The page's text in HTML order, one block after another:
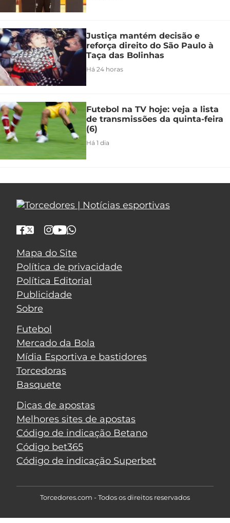
Justiça mantém decisão e
reforça direito do São Paulo à
Taça das Bolinhas
Há 24 horas
Futebol na TV hoje: veja a lista
de transmissões da quinta-feira
(6)
Há 1 dia
Mapa do Site
Política de privacidade
Política Editorial
Publicidade
Sobre
Futebol
Mercado da Bola
Mídia Esportiva e bastidores
Torcedoras
Basquete
Dicas de apostas
Melhores sites de apostas
Código de indicação Betano
Código bet365
Código de indicação Superbet
Torcedores.com - Todos os direitos reservados